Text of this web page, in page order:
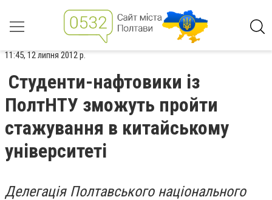
11:45, 12 липня 2012 р.
Студенти-нафтовики із
ПолтНТУ зможуть пройти
стажування в китайському
університеті
Делегація Полтавського національного